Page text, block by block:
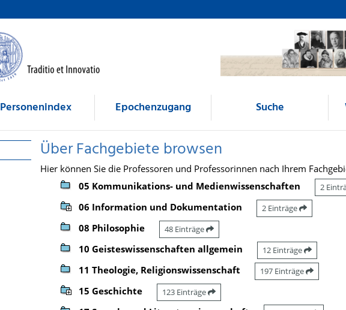
Personenindex Epochenzugang Suche
Über Fachgebiete browsen
Hier können Sie die Professoren und Professorinnen nach Ihrem
05 Kommunikations- und Medienwissenschaften
2
06 Information und Dokumentation 2 Einträge
08 Philosophie 48 Einträge
10 Geisteswissenschaften allgemein 12 Einträge
11 Theologie, Religionswissenschaft 197 Einträge
15 Geschichte 123 Einträge